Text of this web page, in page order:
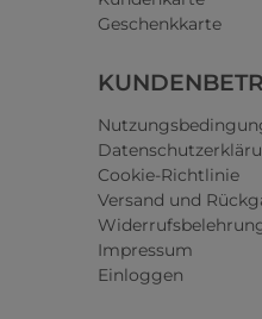
Geschenkkarte
Cookie-Richtlinie
Versand und
Impressum
Einloggen